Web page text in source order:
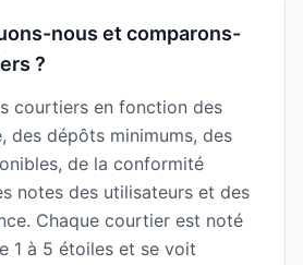
nous et comparons-
?
courtiers en fonction des
des dépôts minimums, des
de la conformité
notes des utilisateurs et des
Chaque courtier est noté
1 à 5 étoiles et se voit